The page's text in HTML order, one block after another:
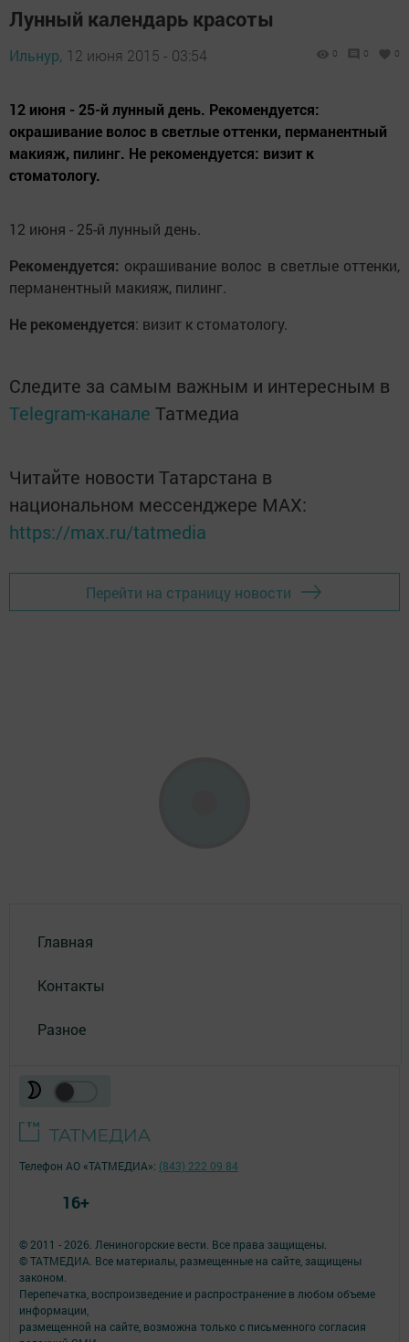
Лунный календарь красоты
Ильнур, 12 июня 2015 - 03:54 0 0 0
12 июня - 25-й лунный день. Рекомендуется:
окрашивание волос в светлые оттенки, перманентный
макияж, пилинг. Не рекомендуется: визит к
стоматологу.
12 июня - 25-й лунный день.
Рекомендуется: окрашивание волос в светлые оттенки,
перманентный макияж, пилинг.
Не рекомендуется: визит к стоматологу.
Следите за самым важным и интересным в
Telegram-канале Татмедиа
Читайте новости Татарстана в
национальном мессенджере MАХ:
https://max.ru/tatmedia
Перейти на страницу новости
Главная
Контакты
Разное
© 2011 - 2026. Лениногорские вести. Все права защищены.
© ТАТМЕДИА. Все материалы, размещенные на сайте, защищены
законом.
Перепечатка, воспроизведение и распространение в любом объеме
информации,
размещенной на сайте, возможна только с письменного согласия
Телефон АО «ТАТМЕДИА»: (843) 222 09 84
16+